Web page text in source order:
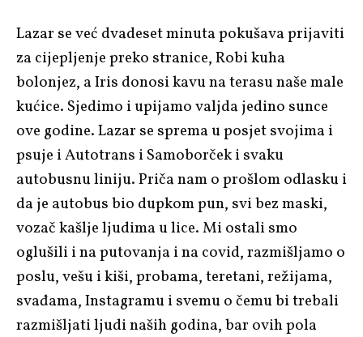
Lazar se već dvadeset minuta pokušava prijaviti
za cijepljenje preko stranice, Robi kuha
bolonjez, a Iris donosi kavu na terasu naše male
kućice. Sjedimo i upijamo valjda jedino sunce
ove godine. Lazar se sprema u posjet svojima i
psuje i Autotrans i Samoborček i svaku
autobusnu liniju. Priča nam o prošlom odlasku i
da je autobus bio dupkom pun, svi bez maski,
vozač kašlje ljudima u lice. Mi ostali smo
oglušili i na putovanja i na covid, razmišljamo o
poslu, vešu i kiši, probama, teretani, režijama,
svađama, Instagramu i svemu o čemu bi trebali
razmišljati ljudi naših godina, bar ovih pola